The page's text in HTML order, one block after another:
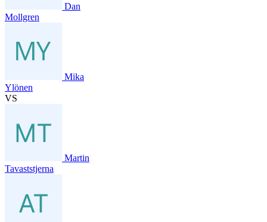
Dan
Mollgren
Mika
Ylönen
VS
Martin
Tavaststjerna